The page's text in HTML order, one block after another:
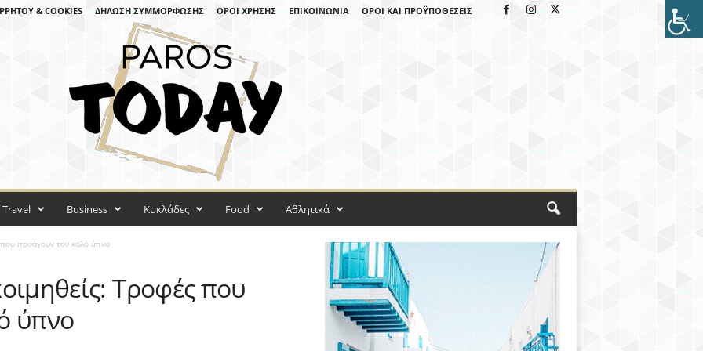
& COOKIES ΔΉΛΩΣΗ ΣΥΜΜΌΡΦΩΣΗΣ ΌΡΟΙ ΧΡΉΣΗΣ ΕΠΙΚΟΙΝΩΝΊΑ ΌΡΟΙ ΚΑΙ ΠΡΟΫΠΟΘΈΣΕΙΣ
Travel Business Κυκλάδες Food Αθλητικά
προάγουν τον καλό ύπνο
Τροφές που
ύπνο